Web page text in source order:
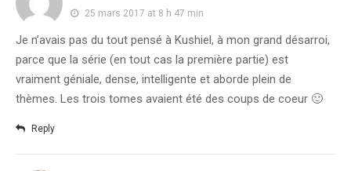
25 mars 2017 at 8 h 47 min
Je n’avais pas du tout pensé à Kushiel, à mon grand désarroi,
parce que la série (en tout cas la première partie) est
vraiment géniale, dense, intelligente et aborde plein de
thèmes. Les trois tomes avaient été des coups de coeur 🙂
Reply